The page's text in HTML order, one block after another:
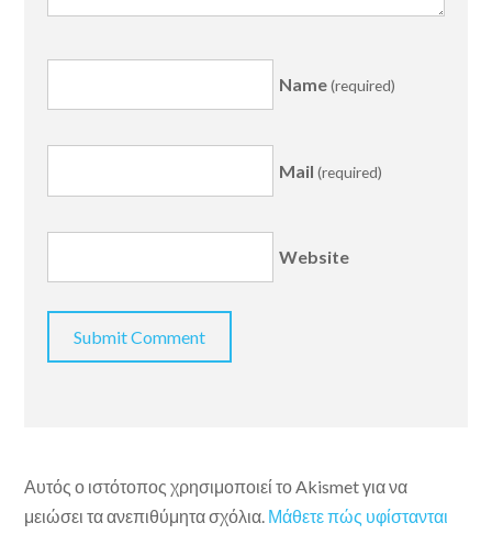
Name(required)
Mail (required)
Website
Αυτός ο ιστότοπος χρησιμοποιεί το Akismet για να
μειώσει τα ανεπιθύμητα σχόλια. Μάθετε πώς υφίστανται